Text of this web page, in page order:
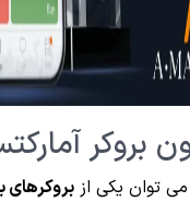
بروکر
توان یکی از بروکرهای